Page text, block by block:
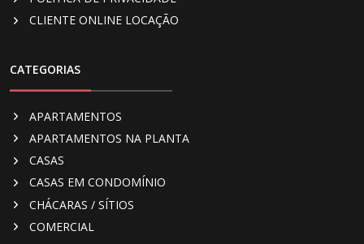
CLIENTE ONLINE LOCAÇÃO
CATEGORIAS
APARTAMENTOS
APARTAMENTOS NA PLANTA
CASAS
CASAS EM CONDOMÍNIO
CHÁCARAS / SÍTIOS
COMERCIAL